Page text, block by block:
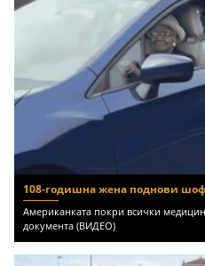
108-годишна жена поднови
Американката покри всички
документа (ВИДЕО)